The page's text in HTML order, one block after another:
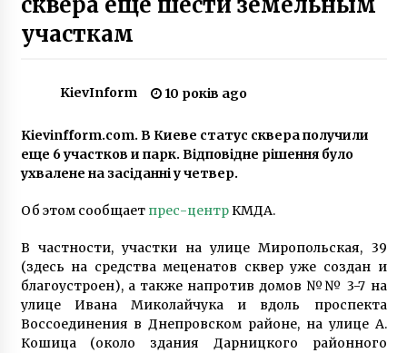
7 років ago
Софія Ротару стала хедлайнером Atlas
Weekend
7 років ago
У Києві на два дні зупинять рух трамваїв:
7 років ago
Київ піднявся у рейтингу «розумних» міст
5 років ago
участкам
KievInform 10 років ago
Kievinfform.com. В Киеве статус сквера получили
еще 6 участков и парк. Відповідне рішення було
ухвалене на засіданні у четвер.
Об этом сообщает прес-центрКМДА.
В частности, участки на улице Миропольская, 39
(здесь на средства меценатов сквер уже создан и
благоустроен), а также напротив домов №№ 3-7 на
улице Ивана Миколайчука и вдоль проспекта
Воссоединения в Днепровском районе, на улице А.
Кошица (около здания Дарницкого районного